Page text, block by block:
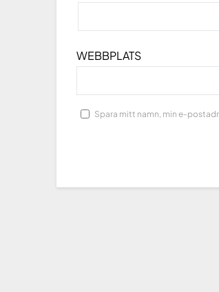
WEBBPLATS
Spara mitt namn, min e-